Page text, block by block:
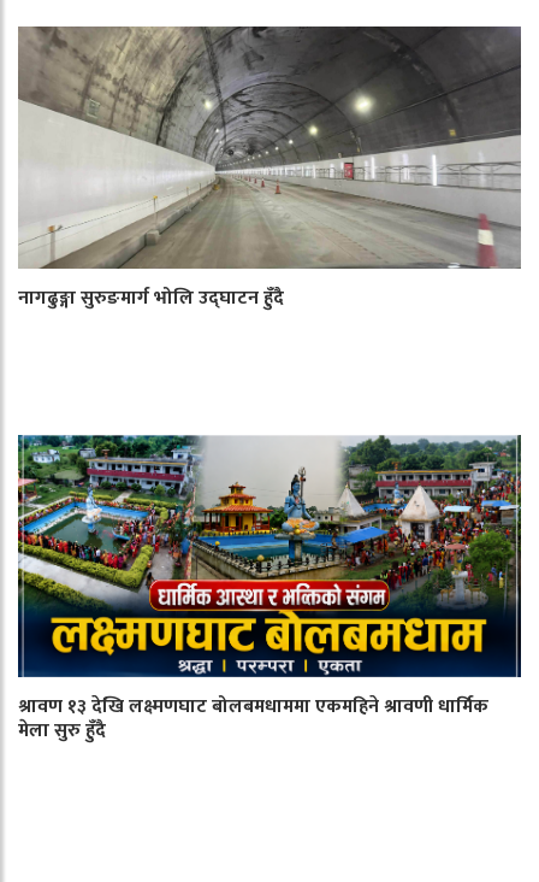
नागढुङ्गा सुरुङमार्ग भोलि उद्घाटन हुँदै
श्रावण १३ देखि लक्ष्मणघाट बोलबमधाममा एकमहिने श्रावणी धार्मिक
मेला सुरु हुँदै